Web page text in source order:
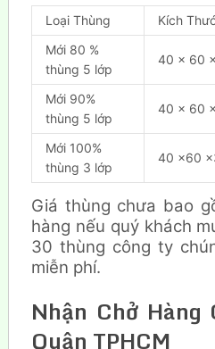
Loại Thùng Kích
Mới 80 %
thùng 5 lớp
40 x 60
Mới 90%
thùng 5 lớp
40 x 60
Mới 100%
thùng 3 lớp
40 x60
Giá thùng chưa bao
hàng nếu quý khách
30 thùng công ty
miễn phí.
Nhận Chở Hàng
Quận TPHCM